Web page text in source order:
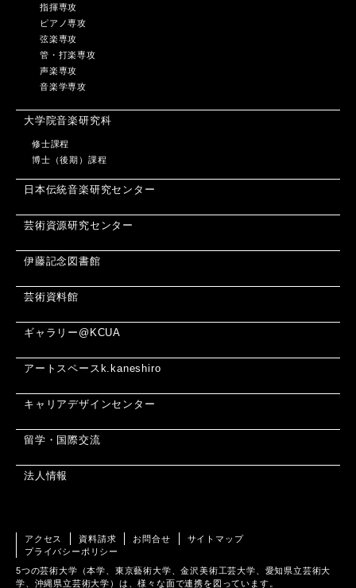
指揮専攻
ピアノ専攻
弦楽専攻
管・打楽専攻
声楽専攻
音楽学専攻
大学院音楽研究科
修士課程
博士（後期）課程
日本伝統音楽研究センター
芸術資源研究センター
伊藤記念図書館
芸術資料館
ギャラリー@KCUA
アートスペースk.kaneshiro
キャリアデザインセンター
留学・国際交流
法人情報
アクセス 資料請求 お問合せ
サイトマップ
プライバシーポリシー
5つの芸術大学（本学、東京藝術大学、金沢美術工芸大学、愛知県立芸術大
学、沖縄県立芸術大学）は、様々な面で連携を図っています。